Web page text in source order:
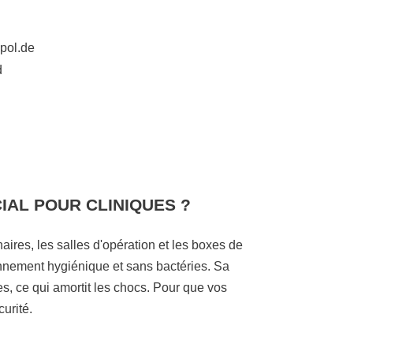
POUR CLINIQUES ?
les salles d'opération et les boxes de
hygiénique et sans bactéries. Sa
ce qui amortit les chocs. Pour que vos